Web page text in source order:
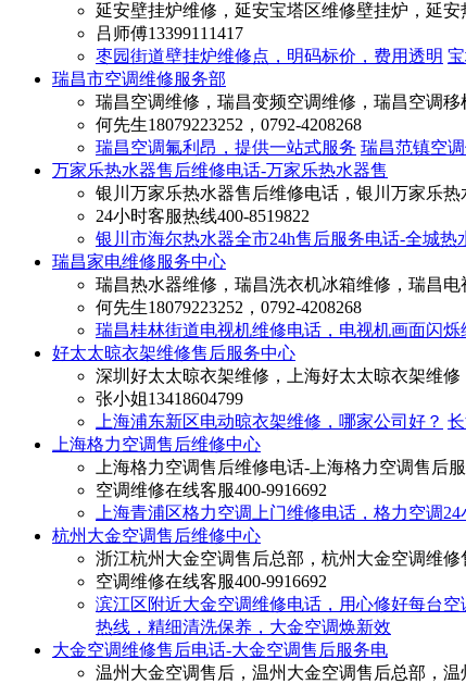
延安壁挂炉维修，延安宝塔区维修壁挂炉，延安
吕师傅13399111417
枣园街道壁挂炉维修点，明码标价，费用透明
瑞昌市空调维修服务部
瑞昌空调维修，瑞昌变频空调维修，瑞昌空调移
何先生18079223252，0792-4208268
瑞昌空调氟利昂，提供一站式服务 瑞昌范镇空
万家乐热水器售后维修电话-万家乐热水器售
银川万家乐热水器售后维修电话，银川万家乐
24小时客服热线400-8519822
银川市海尔热水器全市24h售后服务电话-全城热
瑞昌家电维修服务中心
瑞昌热水器维修，瑞昌洗衣机冰箱维修，瑞昌电
何先生18079223252，0792-4208268
瑞昌桂林街道电视机维修电话，电视机画面闪烁
好太太晾衣架维修售后服务中心
深圳好太太晾衣架维修，上海好太太晾衣架维修
张小姐13418604799
上海浦东新区电动晾衣架维修，哪家公司好？
上海格力空调售后维修中心
上海格力空调售后维修电话-上海格力空调售后
空调维修在线客服400-9916692
上海青浦区格力空调上门维修电话，格力空调24
杭州大金空调售后维修中心
浙江杭州大金空调售后总部，杭州大金空调维修
空调维修在线客服400-9916692
滨江区附近大金空调维修电话，用心修好每台
热线，精细清洗保养，大金空调焕新效
大金空调维修售后电话-大金空调售后服务电
温州大金空调售后，温州大金空调售后总部，